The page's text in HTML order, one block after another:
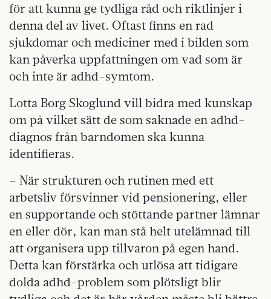
för att kunna ge tydliga råd och riktlinjer i
denna del av livet. Oftast finns en rad
sjukdomar och mediciner med i bilden som
kan påverka uppfattningen om vad som är
och inte är adhd-symtom.
Lotta Borg Skoglund vill bidra med kunskap
om på vilket sätt de som saknade en adhd-
diagnos från barndomen ska kunna
identifieras.
– När strukturen och rutinen med ett
arbetsliv försvinner vid pensionering, eller
en supportande och stöttande partner lämnar
en eller dör, kan man stå helt utelämnad till
att organisera upp tillvaron på egen hand.
Detta kan förstärka och utlösa att tidigare
dolda adhd-problem som plötsligt blir